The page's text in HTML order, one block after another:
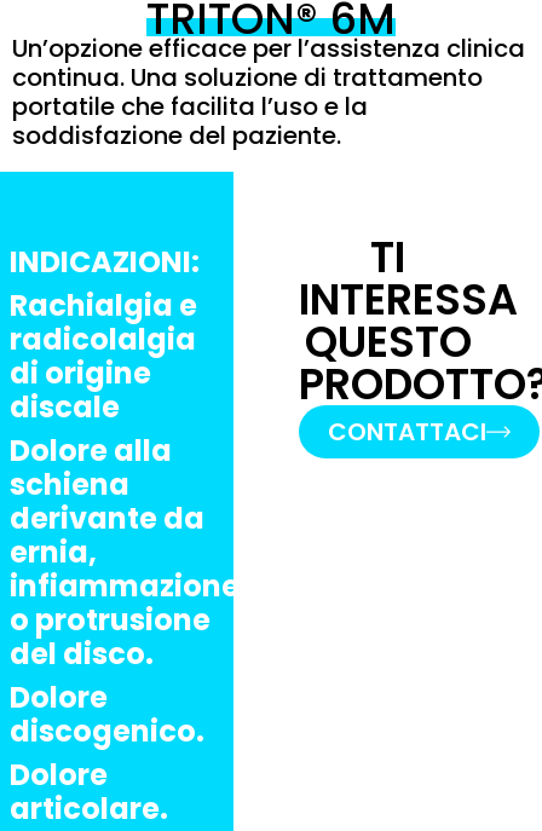
TRITON® 6M
Un’opzione efficace per l’assistenza clinica
continua. Una soluzione di trattamento
portatile che facilita l’uso e la
soddisfazione del paziente.
INDICAZIONI:
Rachialgia e
radicolalgia
di origine
discale
Dolore alla
schiena
derivante da
ernia,
infiammazione
o protrusione
del disco.
Dolore
discogenico.
Dolore
articolare.
TI
INTERESSA
QUESTO
CONTATTACI